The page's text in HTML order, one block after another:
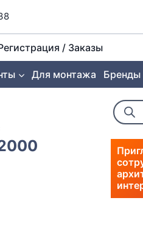
/ Заказы
Для монтажа Бренды
Поиск